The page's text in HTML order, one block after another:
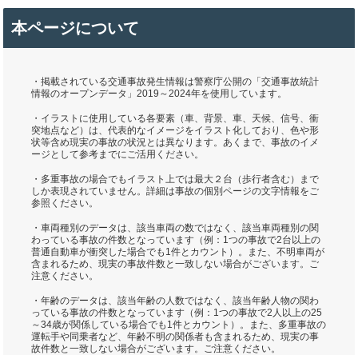
本ページについて
・掲載されている交通事故発生情報は警察庁公開の「交通事故統計
情報のオープンデータ」2019～2024年を使用しています。
・イラストに使用している各要素（車、背景、車、天候、信号、衝
突地点など）は、代表的なイメージをイラスト化しており、色や形
状等含め現実の事故の状況とは異なります。あくまで、事故のイメ
ージとして参考までにご活用ください。
・多重事故の場合でもイラスト上では最大２台（歩行者含む）まで
しか表現されていません。詳細は事故の個別ページの文字情報をご
参照ください。
・車両種別のデータは、該当車両の数ではなく、該当車両種別の関
わっている事故の件数となっています（例：1つの事故で2台以上の
普通自動車が衝突した場合でも1件とカウント）。また、不明車両が
含まれるため、現実の事故件数と一致しない場合がございます。ご
注意ください。
・年齢のデータは、該当年齢の人数ではなく、該当年齢人物の関わ
っている事故の件数となっています（例：1つの事故で2人以上の25
～34歳が関係している場合でも1件とカウント）。また、多重事故の
運転手や同乗者など、年齢不明の関係者も含まれるため、現実の事
故件数と一致しない場合がございます。ご注意ください。